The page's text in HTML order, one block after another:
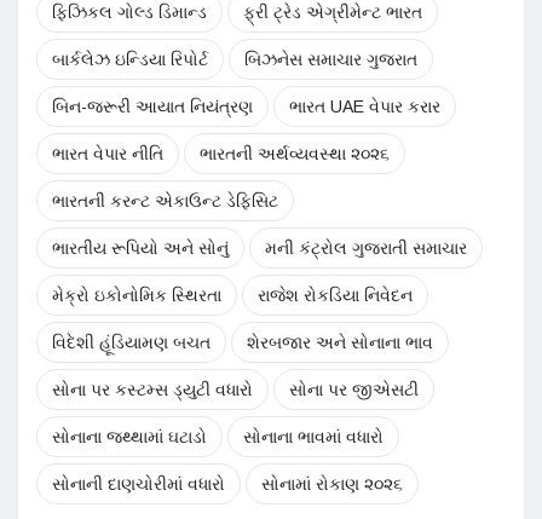
ફિઝિકલ ગોલ્ડ ડિમાન્ડ ફ્રી ટ્રેડ એગ્રીમેન્ટ ભારત
બાર્કલેઝ ઇન્ડિયા રિપોર્ટ બિઝનેસ સમાચાર ગુજરાત
બિન-જરૂરી આયાત નિયંત્રણ ભારત UAE વેપાર કરાર
ભારત વેપાર નીતિ ભારતની અર્થવ્યવસ્થા ૨૦૨૬
ભારતની કરન્ટ એકાઉન્ટ ડેફિસિટ
ભારતીય રૂપિયો અને સોનું મની કંટ્રોલ ગુજરાતી સમાચાર
મેક્રો ઇકોનોમિક સ્થિરતા રાજેશ રોકડિયા નિવેદન
વિદેશી હૂંડિયામણ બચત શેરબજાર અને સોનાના ભાવ
સોના પર કસ્ટમ્સ ડ્યુટી વધારો સોના પર જીએસટી
સોનાના જથ્થામાં ઘટાડો સોનાના ભાવમાં વધારો
સોનાની દાણચોરીમાં વધારો સોનામાં રોકાણ ૨૦૨૬